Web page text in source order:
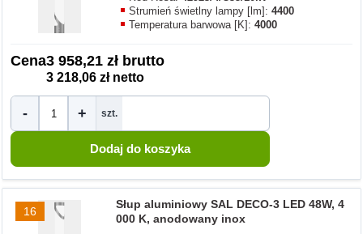
Strumień świetlny lampy [lm]:4400
Temperatura barwowa [K]:4000
Cena3 958,21 zł brutto
3 218,06 zł netto
- + szt.
16
Słup aluminiowy SAL DECO-3 LED 48W, 4
000 K, anodowany inox